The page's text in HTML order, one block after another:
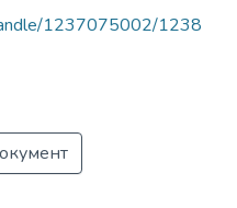
1237075002/1238